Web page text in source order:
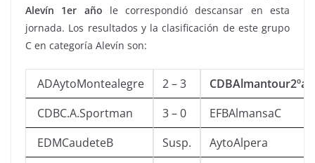
Alevín 1er año le correspondió descansar en esta
jornada. Los resultados y la clasificación de este grupo
C en categoría Alevín son:
ADAytoMontealegre 2 – 3
CDBC.A.Sportman
3 – 0
EFBAlmansaC
EDMCaudeteB
Susp.
AytoAlpera